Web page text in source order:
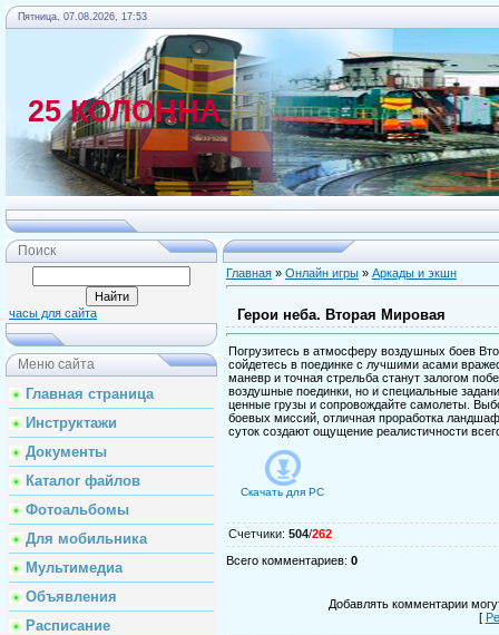
Пятница, 07.08.2026, 17:53
25 КОЛОННА
Поиск
часы для сайта
Меню сайта
Главная страница
Инструктажи
Документы
Каталог файлов
Фотоальбомы
Для мобильника
Мультимедиа
Объявления
Расписание
Главная » Онлайн игры » Аркады и экшн
Герои неба. Вторая Мировая
Погрузитесь в атмосферу воздушных боев
сойдетесь в поединке с лучшими асами
маневр и точная стрельба станут залогом
воздушные поединки, но и специальные
ценные грузы и сопровождайте самолеты.
боевых миссий, отличная проработка
суток создают ощущение реалистичности
Скачать для PC
Счетчики: 504/262
Всего комментариев: 0
Добавлять комментарии
[